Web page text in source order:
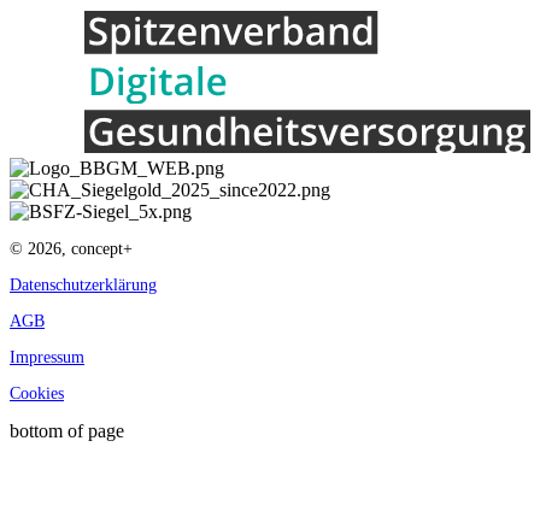
© 2026, concept+
Datenschutzerklärung
AGB
Impressum
Cookies
bottom of page